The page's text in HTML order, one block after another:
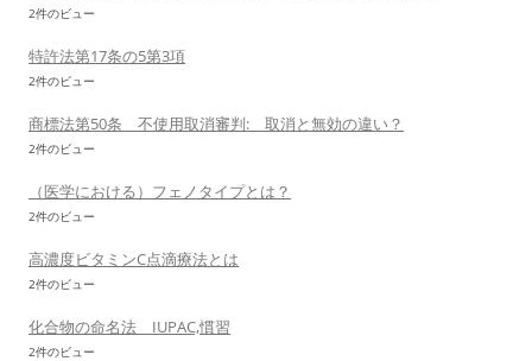
2件のビュー
特許法第17条の5第3項
2件のビュー
商標法第50条 不使用取消審判: 取消と無効の違い？
2件のビュー
（医学における）フェノタイプとは？
2件のビュー
高濃度ビタミンC点滴療法とは
2件のビュー
化合物の命名法 IUPAC,慣習
2件のビュー